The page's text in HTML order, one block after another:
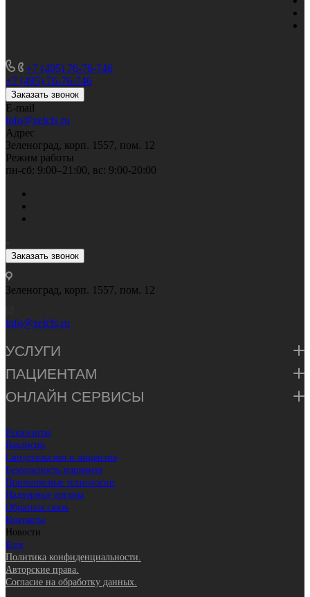
+7 (495) 76-76-746
+7 (495) 76-76-746
Заказать звонок
E-mail
info@zelcfs.ru
Адрес
Зеленоград, корп. 1557, пом. 12
Режим работы
пн-сб: 9:00–21:00, вс: 9:00-20:00
Заказать звонок
Зеленоград, корп. 1557, пом. 12
info@zelcfs.ru
УСЛУГИ
ПАЦИЕНТАМ
ОНЛАЙН СЕРВИСЫ
Реквизиты
Вакансии
Свидетельство и лицензия
Безопасность пациента
Применяемые технологии
Надзорные органы
Обратная связь
Контакты
Новости
Блог
Политика конфиденциальности.
Авторские права.
Согласие на обработку данных.